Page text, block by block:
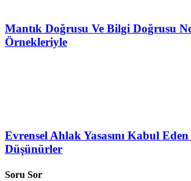
Mantık Doğrusu Ve Bilgi Doğrusu
Örnekleriyle
Evrensel Ahlak Yasasını Kabul
Düşünürler
Soru Sor